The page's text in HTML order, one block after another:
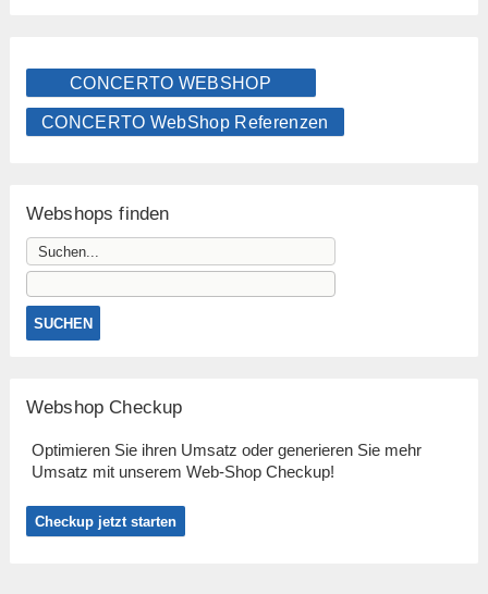
CONCERTO WEBSHOP
CONCERTO WebShop Referenzen
Webshops finden
Webshop Checkup
Optimieren Sie ihren Umsatz oder generieren Sie mehr
Umsatz mit unserem Web-Shop Checkup!
Checkup jetzt starten